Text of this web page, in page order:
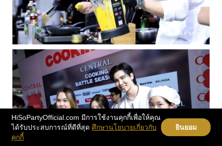
HiSoPartyOfficial.com มีการใช้งานคุกกี้เพื่อให้คุณ
ได้รับประสบการณ์ที่ดีที่สุด ศึกษานโยบายเกี่ยวกับ
คุกกี้
ยินยอม